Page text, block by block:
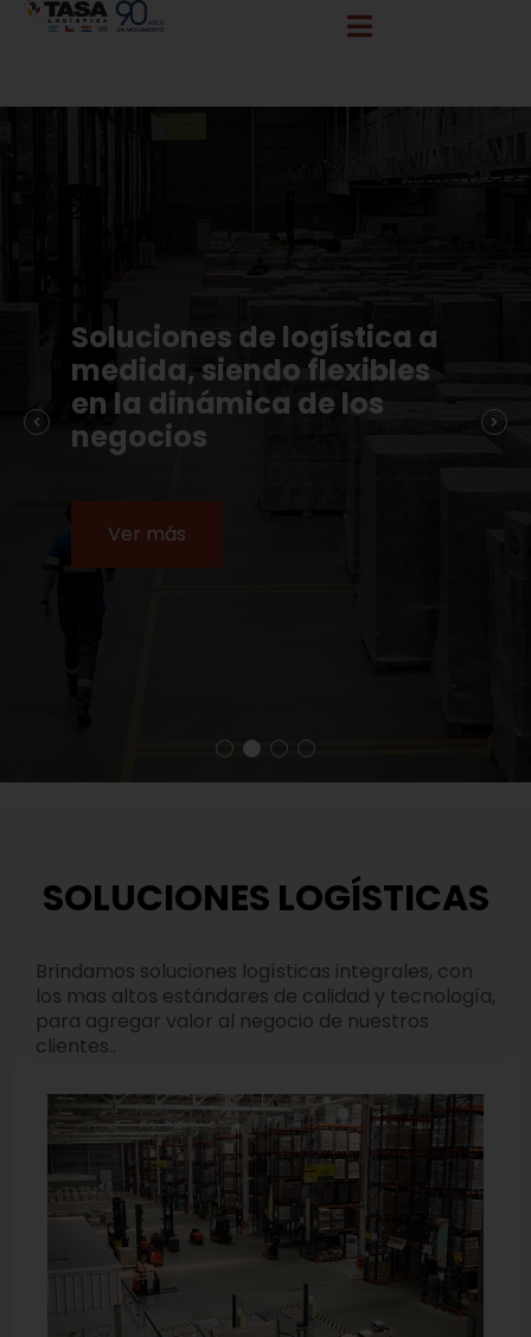
info@tasalogistica.com comercial@tasalogistica.com
Soluciones de logística a
medida, siendo flexibles
en la dinámica de los
negocios
Ver más
SOLUCIONES LOGÍSTICAS
Brindamos soluciones logísticas integrales, con
los mas altos estándares de calidad y tecnología,
para agregar valor al negocio de nuestros
clientes..